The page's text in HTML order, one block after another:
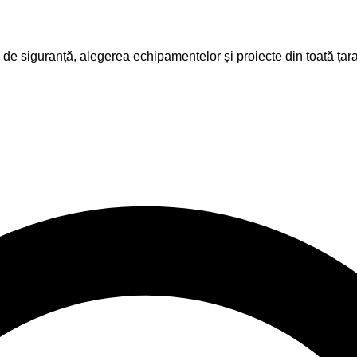
siguranță, alegerea echipamentelor și proiecte din toată